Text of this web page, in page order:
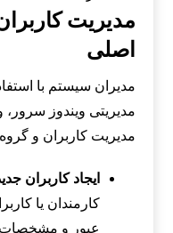
مدیریت
اصلی
مدیران سیستم با
مدیریتی ویندوز
مدیریت کاربران و
ایجاد کاربران
کارمندان یا
عبور و مشخصات